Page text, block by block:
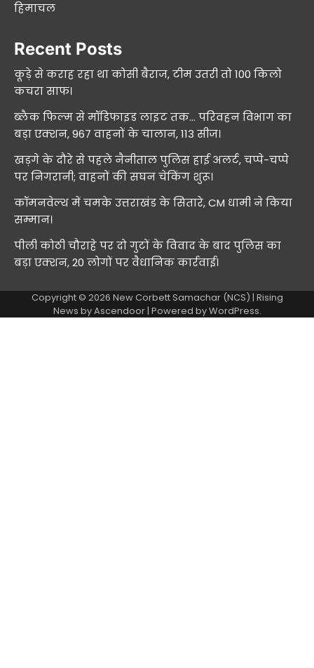
हिमाचल
Recent Posts
कूड़े से कराह रहा था कोसी बैराज, टीम उतरी तो 100 किलो
कचरा साफ।
ब्लैक फिल्म से मॉडिफाइड लाइट तक… परिवहन विभाग का
बड़ा एक्शन, 967 वाहनों के चालान, 113 सीज।
खड़गे के दौरे से पहले नैनीताल पुलिस हाई अलर्ट, चप्पे-चप्पे
पर निगरानी; वाहनों की सघन चेकिंग शुरू।
कॉमनवेल्थ में चमके उत्तराखंड के सितारे, CM धामी ने किया
सम्मान।
पीली कोठी चौराहे पर दो गुटों के विवाद के बाद पुलिस का
बड़ा एक्शन, 20 लोगों पर वैधानिक कार्रवाई।
Copyright © 2026 New Corbett Samachar (NCS) | Rising
News byAscendoor| Powered byWordPress.